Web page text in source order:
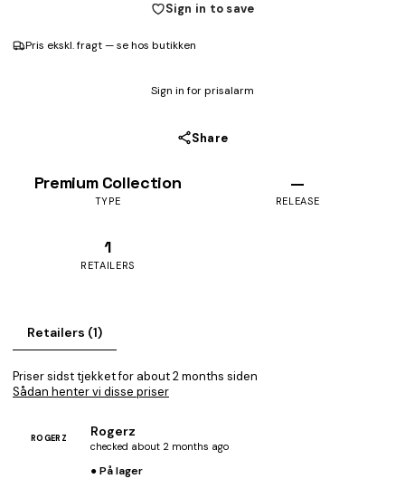
Sign in to save
Pris ekskl. fragt — se hos butikken
Sign in for prisalarm
Share
Premium Collection
TYPE
—
RELEASE
1
RETAILERS
Retailers (1)
Priser sidst tjekket for about 2 months siden
Sådan henter vi disse priser
ROGERZ Rogerz
checked about 2 months ago
● På lager